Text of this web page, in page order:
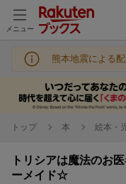
メニュー
熊本地震による
トップ 本 絵本・
トリシアは魔法のお
ーメイド☆